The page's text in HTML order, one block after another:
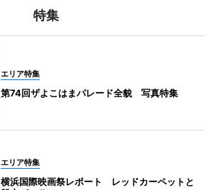
特集
エリア特集
第74回ザよこはまパレード全貌 写真特集
エリア特集
横浜国際映画祭レポート レッドカーペットと